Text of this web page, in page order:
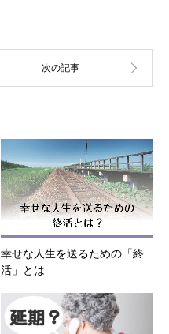
幸せな人生を送るための「終
活」とは